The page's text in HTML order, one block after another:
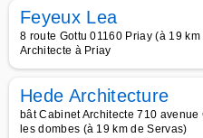
Feyeux Lea
8 route Gottu 01160 Priay (à 19
Architecte à Priay
Hede Architecture
bât Cabinet Architecte 710
les dombes (à 19 km de Servas)